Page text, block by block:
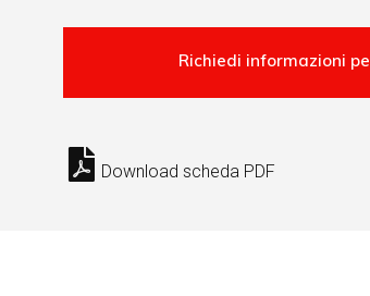
Download scheda PDF